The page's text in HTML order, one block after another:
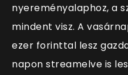
nyereményalaphoz, a
mindent visz. A
ezer forinttal lesz
napon streamelve is